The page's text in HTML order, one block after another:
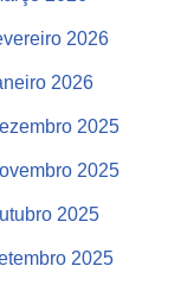
2026
2026
2025
2025
2025
2025